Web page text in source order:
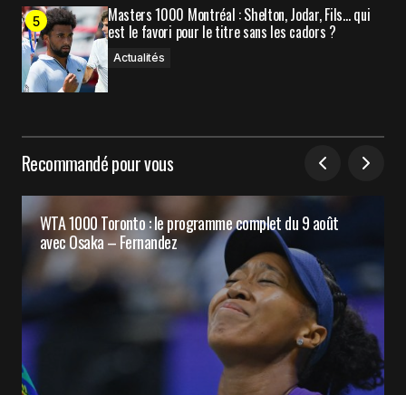
Masters 1000 Montréal : Shelton, Jodar, Fils… qui
est le favori pour le titre sans les cadors ?
Actualités
Recommandé pour vous
WTA 1000 Toronto : le programme complet du 9 août
avec Osaka – Fernandez